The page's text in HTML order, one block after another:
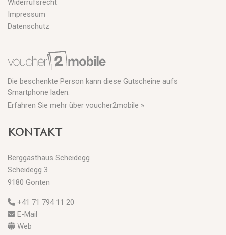
Widerrufsrecht
Impressum
Datenschutz
Die beschenkte Person kann diese Gutscheine aufs
Smartphone laden.
Erfahren Sie mehr über voucher2mobile »
KONTAKT
Berggasthaus Scheidegg
Scheidegg 3
9180 Gonten
+41 71 794 11 20
E-Mail
Web